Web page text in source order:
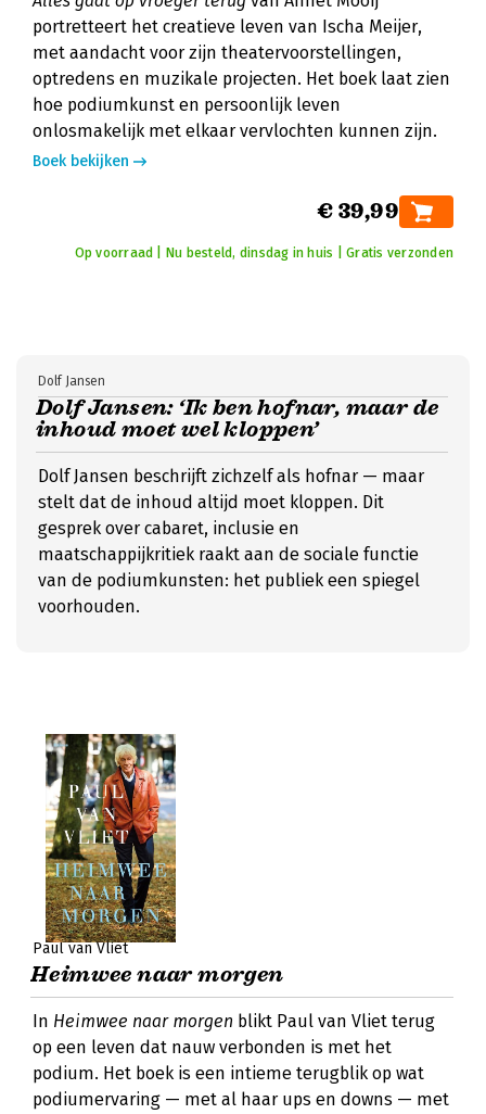
portretteert het creatieve leven van Ischa Meijer,
met aandacht voor zijn theatervoorstellingen,
optredens en muzikale projecten. Het boek laat zien
hoe podiumkunst en persoonlijk leven
onlosmakelijk met elkaar vervlochten kunnen zijn.
Boek bekijken
€ 39,99
Op voorraad | Nu besteld, dinsdag in huis | Gratis verzonden
Dolf Jansen: ‘Ik ben hofnar, maar de
inhoud moet wel kloppen’
Dolf Jansen
Dolf Jansen beschrijft zichzelf als hofnar — maar
stelt dat de inhoud altijd moet kloppen. Dit
gesprek over cabaret, inclusie en
maatschappijkritiek raakt aan de sociale functie
van de podiumkunsten: het publiek een spiegel
voorhouden.
Paul van Vliet
Heimwee naar morgen
In Heimwee naar morgen blikt Paul van Vliet terug
op een leven dat nauw verbonden is met het
podium. Het boek is een intieme terugblik op wat
podiumervaring — met al haar ups en downs — met